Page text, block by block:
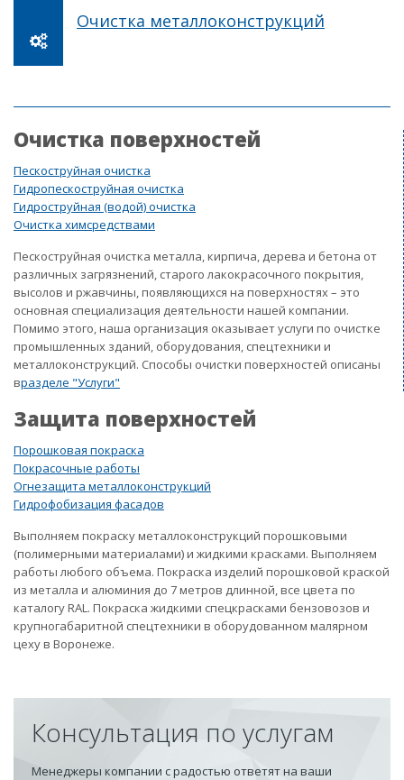
Очистка металлоконструкций
Очистка поверхностей
Пескоструйная очистка
Гидропескоструйная очистка
Гидроструйная (водой) очистка
Очистка химсредствами
Пескоструйная очистка металла, кирпича, дерева и бетона от
различных загрязнений, старого лакокрасочного покрытия,
высолов и ржавчины, появляющихся на поверхностях – это
основная специализация деятельности нашей компании.
Помимо этого, наша организация оказывает услуги по очистке
промышленных зданий, оборудования, спецтехники и
металлоконструкций. Способы очистки поверхностей описаны
вразделе "Услуги"
Защита поверхностей
Порошковая покраска
Покрасочные работы
Огнезащита металлоконструкций
Гидрофобизация фасадов
Выполняем покраску металлоконструкций порошковыми
(полимерными материалами) и жидкими красками. Выполняем
работы любого объема. Покраска изделий порошковой краской
из металла и алюминия до 7 метров длинной, все цвета по
каталогу RAL. Покраска жидкими спецкрасками бензовозов и
крупногабаритной спецтехники в оборудованном малярном
цеху в Воронеже.
Консультация по услугам
Менеджеры компании с радостью ответят на ваши